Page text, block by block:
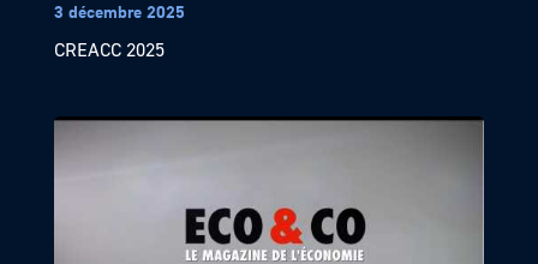
3 décembre 2025
CREACC 2025